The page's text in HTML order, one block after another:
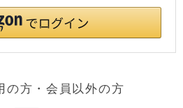
の方・会員以外の方